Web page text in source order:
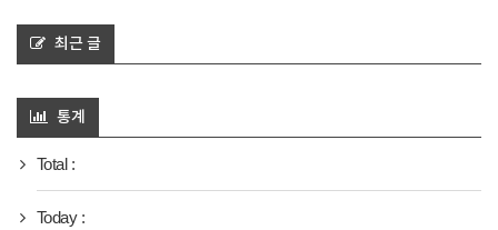
최근 글
통계
Total :
Today :